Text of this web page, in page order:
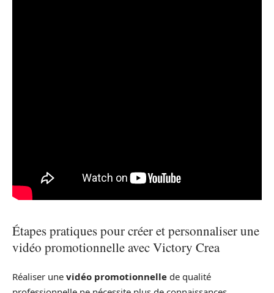
Étapes pratiques pour créer et personnaliser une
vidéo promotionnelle avec Victory Crea
Réaliser une vidéo promotionnelle de qualité